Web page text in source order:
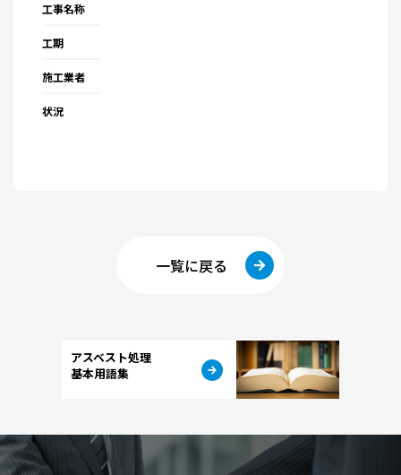
工事名称
工期
施工業者
状況
一覧に戻る
アスベスト処理
基本用語集